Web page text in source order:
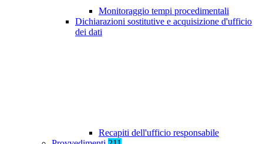
Monitoraggio tempi procedimentali
Dichiarazioni sostitutive e acquisizione d'ufficio
dei dati
Recapiti dell'ufficio responsabile